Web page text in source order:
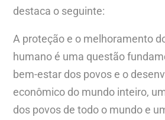
destaca o seguinte:
A proteção e o melhoramento
humano é uma questão
bem-estar dos povos e o
econômico do mundo inteiro,
dos povos de todo o mundo e